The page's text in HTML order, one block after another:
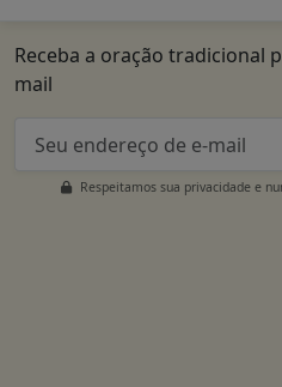
Receba a oração tradicional
mail
Respeitamos sua privacidade e